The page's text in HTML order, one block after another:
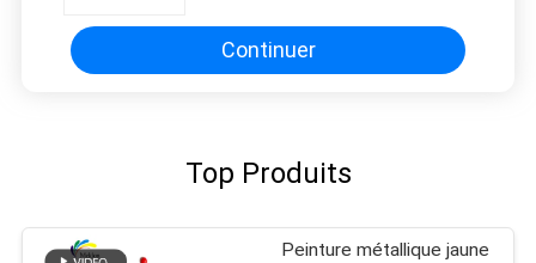
Continuer
Top Produits
Peinture métallique jaune